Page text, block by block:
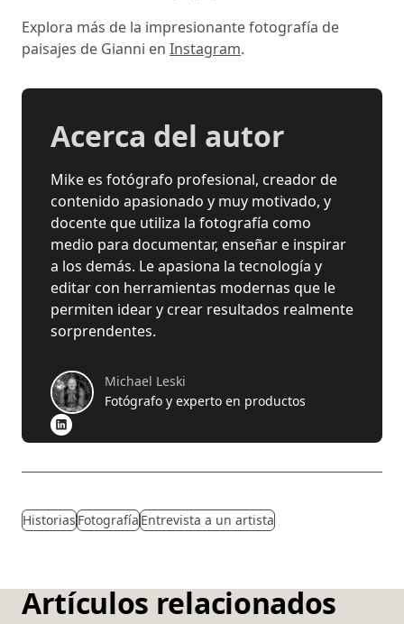
Explora más de la impresionante fotografía de
paisajes de Gianni en Instagram.
Acerca del autor
Mike es fotógrafo profesional, creador de
contenido apasionado y muy motivado, y
docente que utiliza la fotografía como
medio para documentar, enseñar e inspirar
a los demás. Le apasiona la tecnología y
editar con herramientas modernas que le
permiten idear y crear resultados realmente
sorprendentes.
Michael Leski
Fotógrafo y experto en productos
Historias Fotografía Entrevista a un artista
Artículos relacionados